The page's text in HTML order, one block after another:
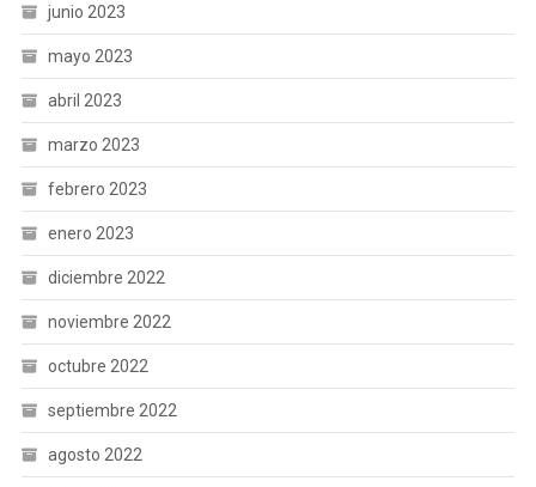
junio 2023
mayo 2023
abril 2023
marzo 2023
febrero 2023
enero 2023
diciembre 2022
noviembre 2022
octubre 2022
septiembre 2022
agosto 2022